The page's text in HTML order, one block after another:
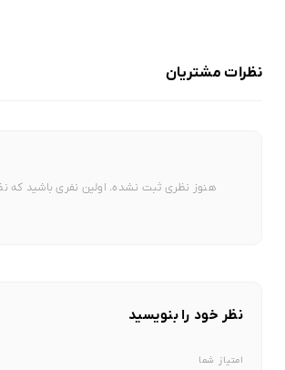
نظرات مشتریان
هنوز نظری ثبت نشده. اولین نفری باشید که
نظر خود را بنویسید
امتیاز شما